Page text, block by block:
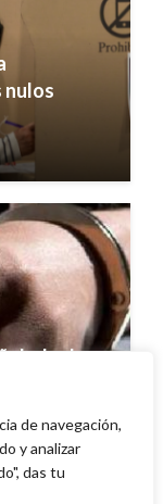
de navegación,
y analizar
das tu
nulos
de